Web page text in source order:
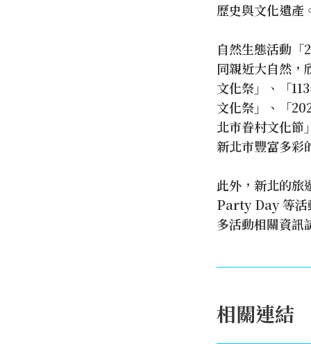
歷史與文化遺產
自然生態活動
同親近大自然，
文化祭」、「
文化祭」、「
北市眷村文化節
新北市豐富多彩
此外，新北的旅
Party Day 等活
多活動相關資訊
相關連結